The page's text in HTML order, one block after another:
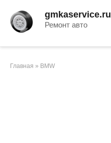
контенту
gmkaservice.ru
Ремонт авто
Главная » BMW